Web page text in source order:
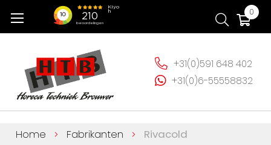
naar
0
+31(0)591 648 402
+31(0)6-55558832
Home Fabrikanten Rivacold